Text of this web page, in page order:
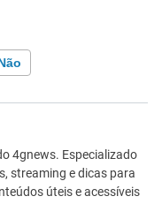
que procuro
4gnews. Especializado
streaming e dicas para
úteis e acessíveis